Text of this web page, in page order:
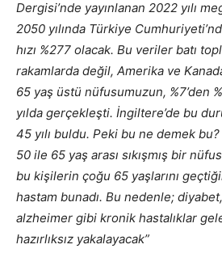
Dergisi’nde yayınlanan 2022 yılı
2050 yılında Türkiye
hızı %277 olacak. Bu veriler batı
rakamlarda değil, Amerika ve
65 yaş üstü nüfusumuzun, %7’den
yılda gerçekleşti. İngiltere’de bu
45 yılı buldu. Peki bu ne demek
50 ile 65 yaş arası sıkışmış bir
bu kişilerin çoğu 65 yaşlarını
hastam bunadı. Bu nedenle;
alzheimer gibi kronik hastalıklar
hazırlıksız yakalayacak”